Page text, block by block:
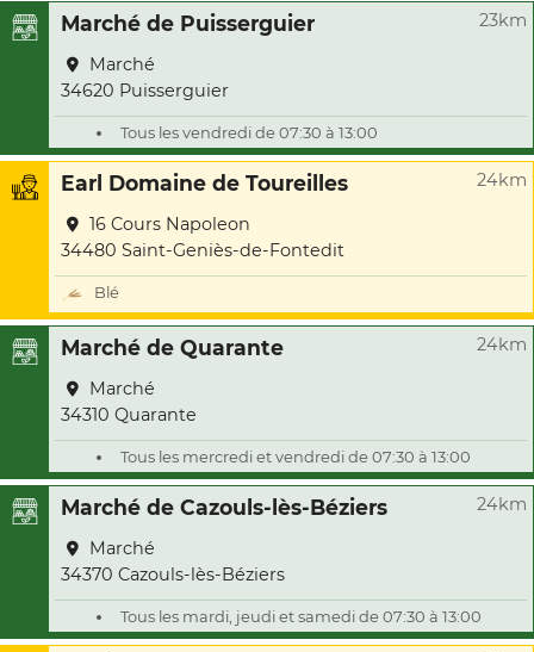
Marché de Puisserguier 23km
Marché
34620 Puisserguier
Tous les vendredi de 07:30 à 13:00
Earl Domaine de Toureilles 24km
16 Cours Napoleon
34480 Saint-Geniès-de-Fontedit
Blé
Marché de Quarante 24km
Marché
34310 Quarante
Tous les mercredi et vendredi de 07:30 à 13:00
Marché de Cazouls-lès-Béziers 24km
Marché
34370 Cazouls-lès-Béziers
Tous les mardi, jeudi et samedi de 07:30 à 13:00